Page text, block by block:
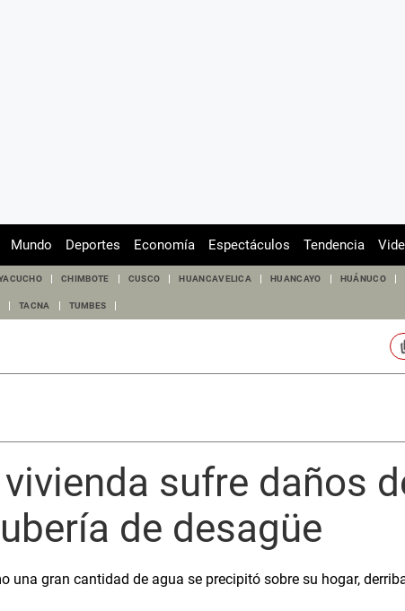
Mundo Deportes Economía Espectáculos Tendencia
CHIMBOTE CUSCO HUANCAVELICA HUANCAYO HUÁNUCO
TACNA TUMBES
sufre daños
de desagüe
una gran cantidad de agua se precipitó sobre su hogar,